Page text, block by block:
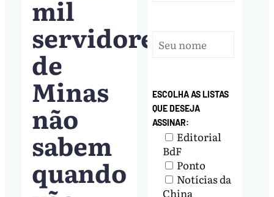
mil
servidores
de
Minas
não
sabem
quando
ESCOLHA AS LISTAS
QUE DESEJA
ASSINAR:
Editorial
BdF
Ponto
Notícias da
China